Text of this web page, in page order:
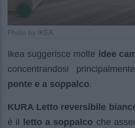
Photo by IKEA
Ikea suggerisce molte idee
concentrandosi
ponte e a soppalco.
KURA Letto reversibile
è il
letto a soppalco che